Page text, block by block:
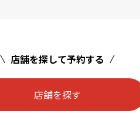
店舗を探して予約する
店舗を探す